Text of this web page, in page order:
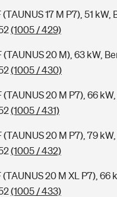
17 M P7), 51 kW,
(1005 / 429)
(TAUNUS 20 M), 63 kW,
(1005 / 430)
(TAUNUS 20 M P7), 66 kW,
(1005 / 431)
(TAUNUS 20 M P7), 79 kW,
(1005 / 432)
(TAUNUS 20 M XL P7), 66
(1005 / 433)